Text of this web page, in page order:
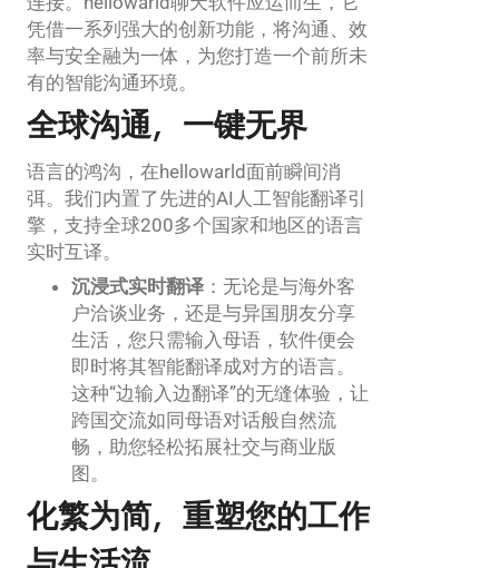
凭借一系列强大的创新功能，将沟通、效
率与安全融为一体，为您打造一个前所未
有的智能沟通环境。
全球沟通，一键无界
语言的鸿沟，在hellowarld面前瞬间消
弭。我们内置了先进的AI人工智能翻译引
擎，支持全球200多个国家和地区的语言
实时互译。
沉浸式实时翻译 ：无论是与海外客
户洽谈业务，还是与异国朋友分享
生活，您只需输入母语，软件便会
即时将其智能翻译成对方的语言。
这种“边输入边翻译”的无缝体验，让
跨国交流如同母语对话般自然流
畅，助您轻松拓展社交与商业版
图。
化繁为简，重塑您的工作